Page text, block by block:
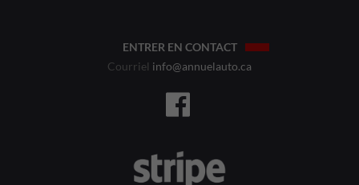
ENTRER EN CONTACT
Courriel info@annuelauto.ca